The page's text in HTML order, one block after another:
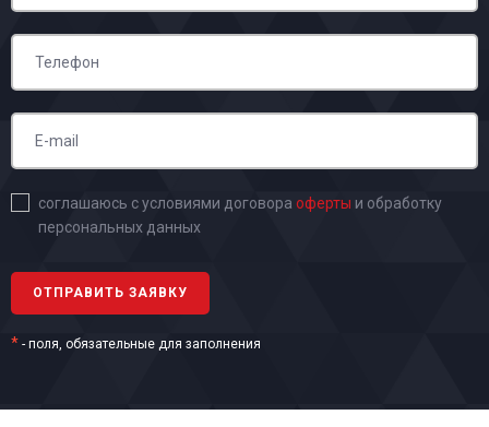
соглашаюсь с условиями договора оферты и обработку
персональных данных
* - поля, обязательные для заполнения